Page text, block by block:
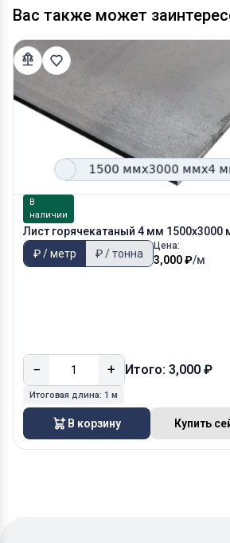
Вас также может
В
наличии
Лист горячекатаный 4 мм 1500х3000
₽ / метр
₽ / тонна
Цена:
3,000 ₽/м
− + Итого: 3,000 ₽
Итоговая длина: 1 м
В корзину Купить